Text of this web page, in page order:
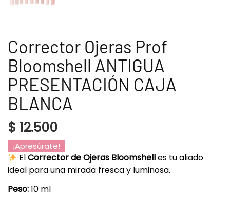
Corrector Ojeras Prof
Bloomshell ANTIGUA
PRESENTACIÓN CAJA
BLANCA
$ 12.500
¡Apresúrate!
ElCorrector de Ojeras Bloomshelles tu aliado
ideal para una mirada fresca y luminosa.
Peso:10 ml